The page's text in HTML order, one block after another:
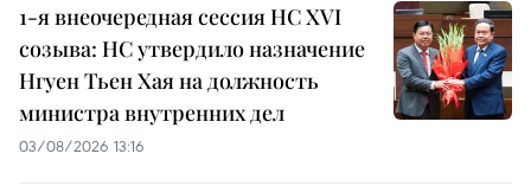
1-я внеочередная сессия НС XVI
созыва: НС утвердило назначение
Нгуен Тьен Хая на должность
министра внутренних дел
03/08/2026 13:16